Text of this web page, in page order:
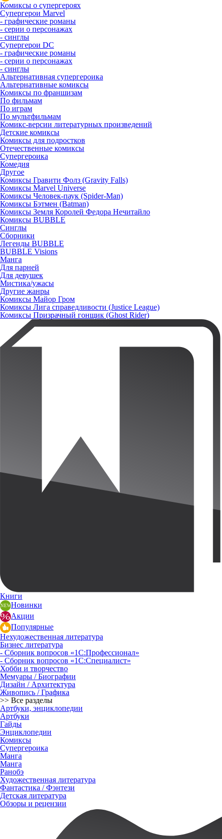
Комиксы о супергероях
Супергерои Marvel
- графические романы
- серии о персонажах
- синглы
Супергерои DC
- графические романы
- серии о персонажах
- синглы
Альтернативная супергероика
Альтернативные комиксы
Комиксы по франшизам
По фильмам
По играм
По мультфильмам
Комикс-версии литературных произведений
Детские комиксы
Комиксы для подростков
Отечественные комиксы
Супергероика
Комедия
Другое
Комиксы Гравити Фолз (Gravity Falls)
Комиксы Marvel Universe
Комиксы Человек-паук (Spider-Man)
Комиксы Бэтмен (Batman)
Комиксы Земля Королей Федора Нечитайло
Комиксы BUBBLE
Синглы
Сборники
Легенды BUBBLE
BUBBLE Visions
Манга
Для парней
Для девушек
Мистика/ужасы
Другие жанры
Комиксы Майор Гром
Комиксы Лига справедливости (Justice League)
Комиксы Призрачный гонщик (Ghost Rider)
Книги
Новинки
Акции
Популярные
Нехудожественная литература
Бизнес литература
- Сборник вопросов «1С:Профессионал»
- Сборник вопросов «1С:Специалист»
Хобби и творчество
Мемуары / Биографии
Дизайн / Архитектура
Живопись / Графика
>> Все разделы
Артбуки, энциклопедии
Артбуки
Гайды
Энциклопедии
Комиксы
Супергероика
Манга
Манга
Ранобэ
Художественная литература
Фантастика / Фэнтези
Детская литература
Обзоры и рецензии